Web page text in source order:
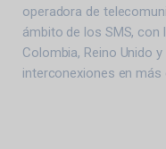
operadora de
ámbito de los SMS, con
Colombia, Reino Unido
interconexiones en más